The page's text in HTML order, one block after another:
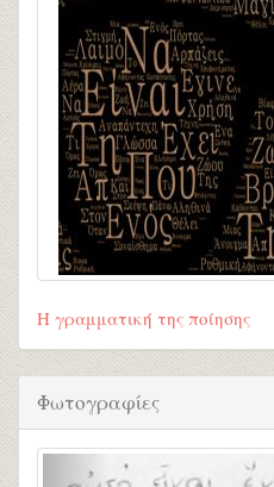
Η γραμματική της ποίησης
Φωτογραφίες